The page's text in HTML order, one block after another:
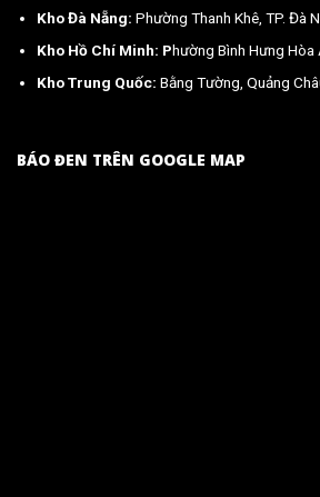
Kho Đà Nẵng: Phường Thanh Khê, TP. Đà
Kho Hồ Chí Minh: Phường Bình Hưng Hòa
Kho Trung Quốc: Bằng Tường, Quảng
BÁO ĐEN TRÊN GOOGLE MAP